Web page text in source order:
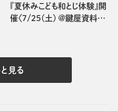
『夏休みこども和とじ体験』開
催〈7/25(土) @鍵屋資料…
見る